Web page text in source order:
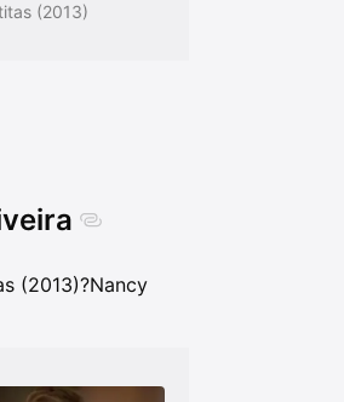
(2013)
(2013)?Nancy